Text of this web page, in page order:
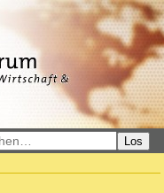
Los